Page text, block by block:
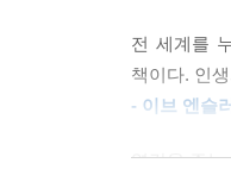
“병든 사회
힐러리 클
전 세계를
책이다. 인
- 이브 엔슬
영감을 주는